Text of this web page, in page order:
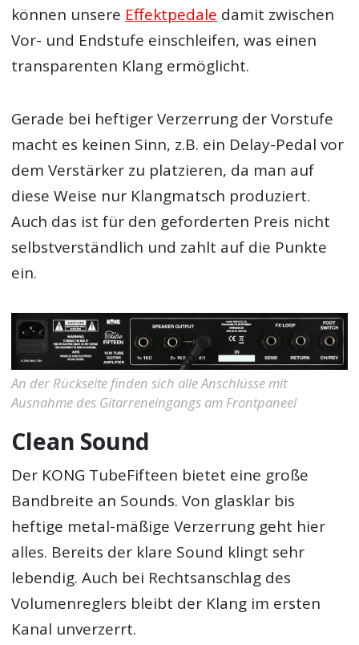
können unsere Effektpedale damit zwischen
Vor- und Endstufe einschleifen, was einen
transparenten Klang ermöglicht.
Gerade bei heftiger Verzerrung der Vorstufe
macht es keinen Sinn, z.B. ein Delay-Pedal vor
dem Verstärker zu platzieren, da man auf
diese Weise nur Klangmatsch produziert.
Auch das ist für den geforderten Preis nicht
selbstverständlich und zahlt auf die Punkte
ein.
An der Rückseite finden sich alle Anschlüsse mit
Ausnahme des Gitarreneingangs am Frontpaneel
Clean Sound
Der KONG TubeFifteen bietet eine große
Bandbreite an Sounds. Von glasklar bis
heftige metal-mäßige Verzerrung geht hier
alles. Bereits der klare Sound klingt sehr
lebendig. Auch bei Rechtsanschlag des
Volumenreglers bleibt der Klang im ersten
Kanal unverzerrt.